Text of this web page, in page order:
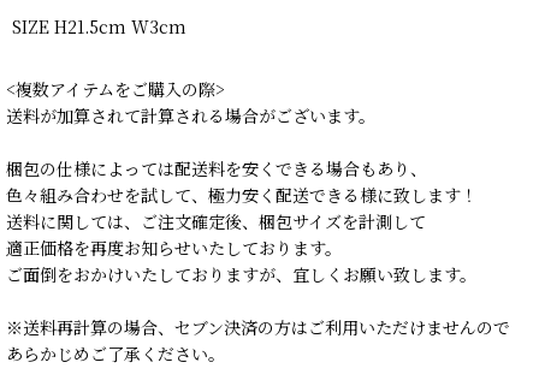
SIZE H21.5cm W3cm
<複数アイテムをご購入の際>
送料が加算されて計算される場合がございます。
梱包の仕様によっては配送料を安くできる場合もあり、
色々組み合わせを試して、極力安く配送できる様に致します！
送料に関しては、ご注文確定後、梱包サイズを計測して
適正価格を再度お知らせいたしております。
ご面倒をおかけいたしておりますが、宜しくお願い致します。
※送料再計算の場合、セブン決済の方はご利用いただけませんので
あらかじめご了承ください。